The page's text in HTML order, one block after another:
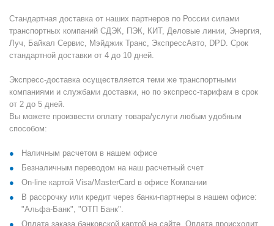
Стандартная доставка от наших партнеров по России силами
транспортных компаний СДЭК, ПЭК, КИТ, Деловые линии, Энергия,
Луч, Байкал Сервис, Мэйджик Транс, ЭкспрессАвто, DPD. Срок
стандартной доставки от 4 до 10 дней.
Экспресс-доставка осуществляется теми же транспортными
компаниями и службами доставки, но по экспресс-тарифам в срок
от 2 до 5 дней.
Вы можете произвести оплату товара/услуги любым удобным
способом:
Наличным расчетом в нашем офисе
Безналичным переводом на наш расчетный счет
On-line картой Visa/MasterCard в офисе Компании
В рассрочку или кредит через банки-партнеры в нашем офисе:
"Альфа-Банк", "ОТП Банк".
Оплата заказа банковской картой на сайте. Оплата происходит